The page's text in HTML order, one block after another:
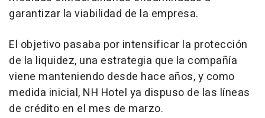
garantizar la viabilidad de la empresa.
El objetivo pasaba por intensificar la protección
de la liquidez, una estrategia que la compañía
viene manteniendo desde hace años, y como
medida inicial, NH Hotel ya dispuso de las líneas
de crédito en el mes de marzo.